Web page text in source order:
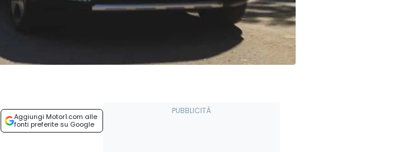
Aggiungi Motor1.com alle
fonti preferite su Google